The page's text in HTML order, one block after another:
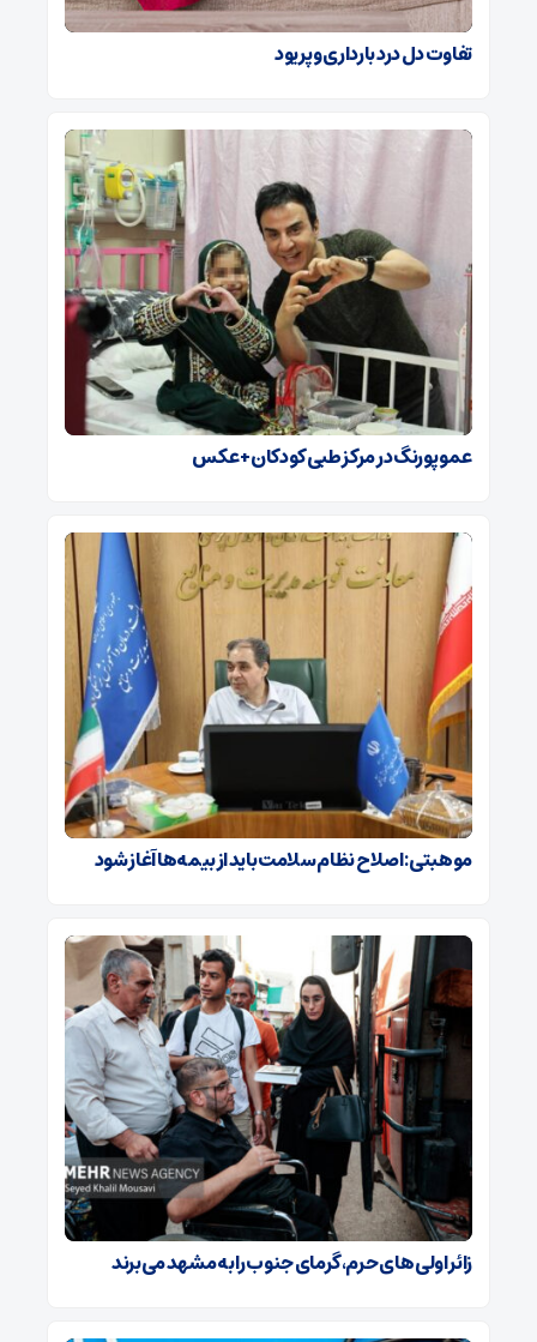
تفاوت دل درد بارداری و پریود
عمو پورنگ در مرکز طبی کودکان+ عکس
موهبتی: اصلاح نظام سلامت باید از بیمه‌ها آغاز شود
زائر اولی های حرم، گرمای جنوب را به مشهد می‌برند